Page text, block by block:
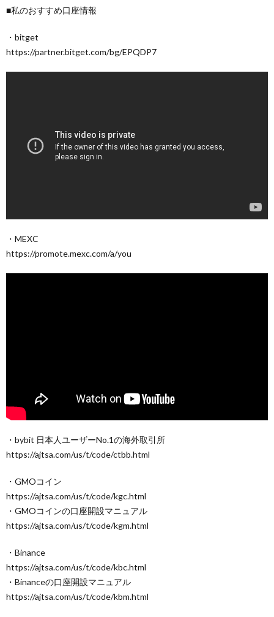
■私のおすすめ口座情報
・bitget
https://partner.bitget.com/bg/EPQDP7
・MEXC
https://promote.mexc.com/a/you
・bybit 日本人ユーザーNo.1の海外取引所
https://ajtsa.com/us/t/code/ctbb.html
・GMOコイン
https://ajtsa.com/us/t/code/kgc.html
・GMOコインの口座開設マニュアル
https://ajtsa.com/us/t/code/kgm.html
・Binance
https://ajtsa.com/us/t/code/kbc.html
・Binanceの口座開設マニュアル
https://ajtsa.com/us/t/code/kbm.html